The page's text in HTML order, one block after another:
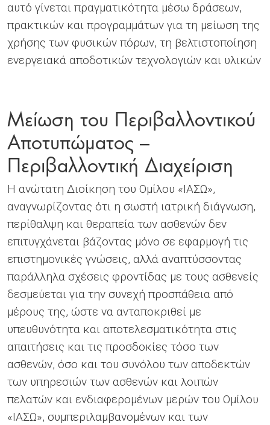
αυτό γίνεται πραγματικότητα μέσω δράσεων,
πρακτικών και προγραμμάτων για τη μείωση της
χρήσης των φυσικών πόρων, τη βελτιστοποίηση
ενεργειακά αποδοτικών τεχνολογιών και υλικών
Μείωση του Περιβαλλοντικού
Αποτυπώματος –
Περιβαλλοντική Διαχείριση
Η ανώτατη Διοίκηση του Ομίλου «ΙΑΣΩ»,
αναγνωρίζοντας ότι η σωστή ιατρική διάγνωση,
περίθαλψη και θεραπεία των ασθενών δεν
επιτυγχάνεται βάζοντας μόνο σε εφαρμογή τις
επιστημονικές γνώσεις, αλλά αναπτύσσοντας
παράλληλα σχέσεις φροντίδας με τους ασθενείς
δεσμεύεται για την συνεχή προσπάθεια από
μέρους της, ώστε να ανταποκριθεί με
υπευθυνότητα και αποτελεσματικότητα στις
απαιτήσεις και τις προσδοκίες τόσο των
ασθενών, όσο και του συνόλου των αποδεκτών
των υπηρεσιών των ασθενών και λοιπών
πελατών και ενδιαφερομένων μερών του Ομίλου
«ΙΑΣΩ», συμπεριλαμβανομένων και των